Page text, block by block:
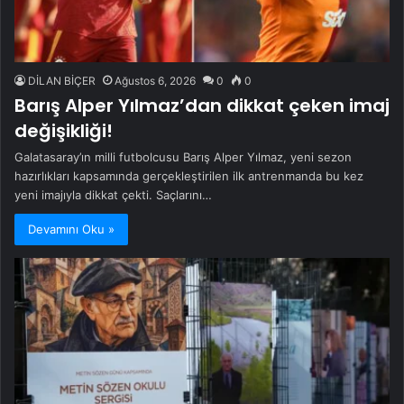
DİLAN BİÇER Ağustos 6, 2026 0 0
Barış Alper Yılmaz’dan dikkat çeken imaj
değişikliği!
Galatasaray’ın milli futbolcusu Barış Alper Yılmaz, yeni sezon
hazırlıkları kapsamında gerçekleştirilen ilk antrenmanda bu kez
yeni imajıyla dikkat çekti. Saçlarını…
Devamını Oku »